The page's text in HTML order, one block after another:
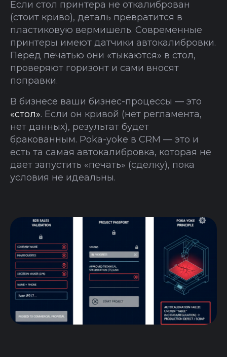
Если стол принтера не откалиброван
(стоит криво), деталь превратится в
пластиковую вермишель. Современные
принтеры имеют датчики автокалибровки.
Перед печатью они «тыкаются» в стол,
проверяют горизонт и сами вносят
поправки.
В бизнесе ваши бизнес-процессы — это
«стол». Если он кривой (нет регламента,
нет данных), результат будет
бракованным. Poka-yoke в CRM — это и
есть та самая автокалибровка, которая не
дает запустить «печать» (сделку), пока
условия не идеальны.